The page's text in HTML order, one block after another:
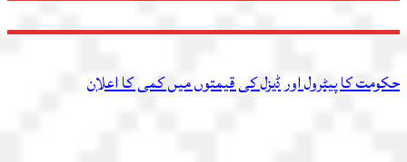
حکومت کا پیٹرول اور ڈیزل کی قیمتوں میں کمی کا اعلان